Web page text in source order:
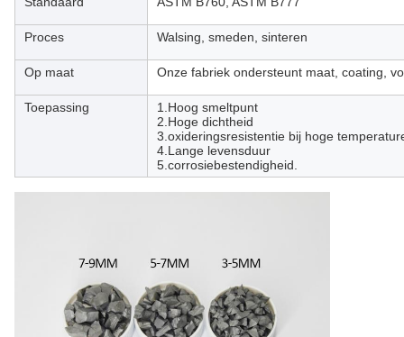
Proces Walsing, smeden, sinteren
Op maat Onze fabriek ondersteunt maat, coating,
Toepassing
1.Hoog smeltpunt
2.Hoge dichtheid
3.oxideringsresistentie bij hoge
4.Lange levensduur
5.corrosiebestendigheid.